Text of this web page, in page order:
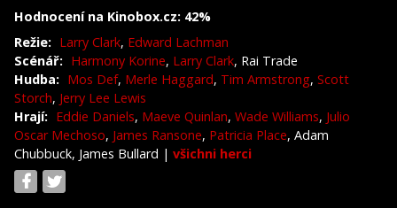
Hodnocení na Kinobox.cz: 42%
Režie: Larry Clark, Edward Lachman
Scénář: Harmony Korine, Larry Clark, Rai Trade
Hudba: Mos Def, Merle Haggard, Tim Armstrong, Scott
Storch, Jerry Lee Lewis
Hrají: Eddie Daniels, Maeve Quinlan, Wade Williams, Julio
Oscar Mechoso, James Ransone, Patricia Place, Adam
Chubbuck, James Bullard | všichni herci